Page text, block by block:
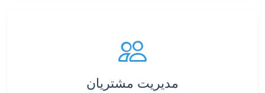
مدیریت مشتریان